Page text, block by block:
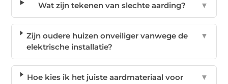
Wat zijn tekenen van slechte aarding? ▼
Zijn oudere huizen onveiliger vanwege de
elektrische installatie?
▼
Hoe kies ik het juiste aardmateriaal voor
▼